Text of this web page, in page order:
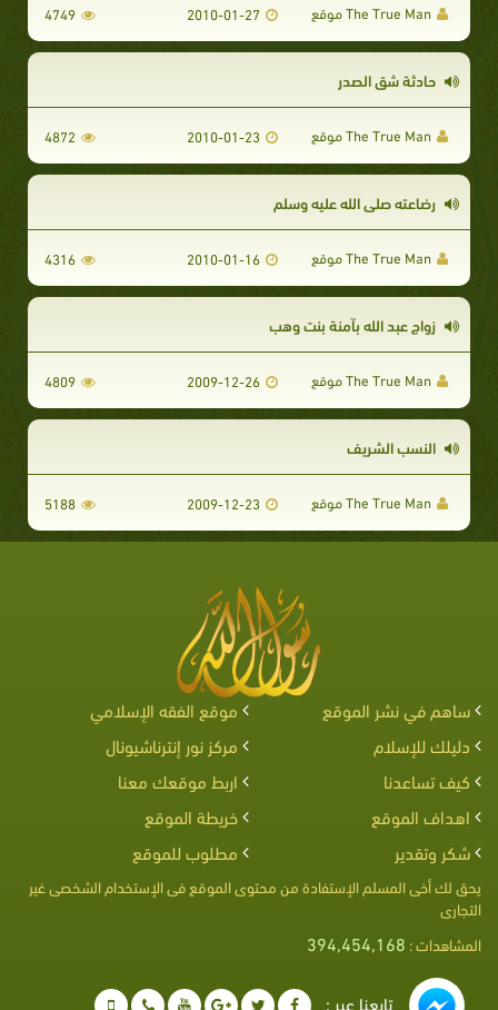
The True Man موقع 2010-01-27
4749
حادثة شق الصدر
The True Man موقع 2010-01-23
4872
رضاعته صلى الله عليه وسلم
The True Man موقع 2010-01-16
4316
زواج عبد الله بآمنة بنت وهب
The True Man موقع 2009-12-26
4809
النسب الشريف
The True Man موقع 2009-12-23
5188
ساهم في نشر الموقع
موقع الفقه الإسلامي
دليلك للإسلام
مركز نور إنترناشيونال
كيف تساعدنا
اربط موقعك معنا
اهداف الموقع
خريطة الموقع
شكر وتقدير
مطلوب للموقع
يحق لك أخى المسلم الإستفادة من محتوى الموقع فى الإستخدام الشخصى غير
التجارى
المشاهدات : 394,454,168
تابعنا عبر :